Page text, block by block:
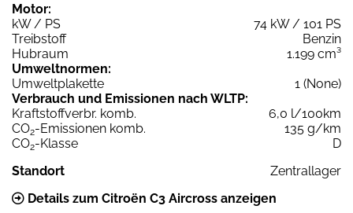
Motor:
kW / PS
74 kW / 101 PS
Treibstoff
Benzin
Hubraum
1.199 cm³
Umweltnormen:
Umweltplakette
1 (None)
Verbrauch und Emissionen nach WLTP:
Kraftstoffverbr. komb.
6,0 l/100km
CO2-Emissionen komb.
135 g/km
CO2-Klasse
D
Standort
Zentrallager
Details zum Citroën C3 Aircross anzeigen